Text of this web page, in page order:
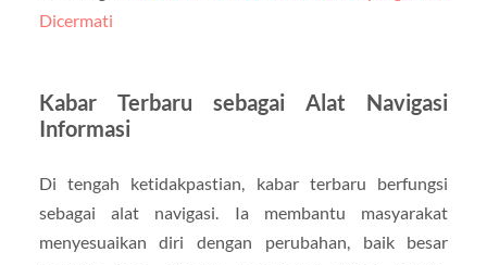
Dicermati
Kabar Terbaru sebagai Alat Navigasi
Informasi
Di tengah ketidakpastian, kabar terbaru berfungsi
sebagai alat navigasi. Ia membantu masyarakat
menyesuaikan diri dengan perubahan, baik besar